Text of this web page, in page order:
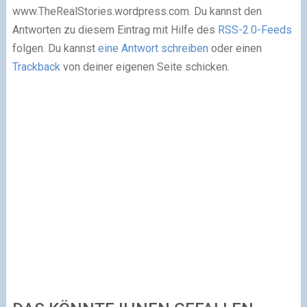
www.TheRealStories.wordpress.com. Du kannst den
Antworten zu diesem Eintrag mit Hilfe des RSS-2.0-Feeds
folgen. Du kannst eine Antwort schreiben oder einen
Trackback von deiner eigenen Seite schicken.